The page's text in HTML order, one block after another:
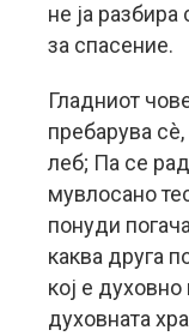
не ја
за спасение.
Гладниот
пребарува
леб; Па се
мувлосано
понуди
каква друга
кој е
духовната